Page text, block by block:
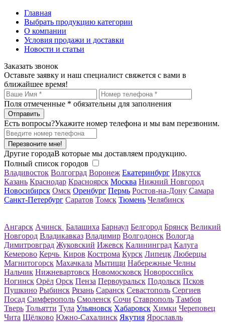
Главная
Выбрать продукцию категории
О компании
Условия продажи и доставки
Новости и статьи
Заказать звонок
Оставьте заявку и наш специалист свяжется с вами в
ближайшее время!
Поля отмеченные * обязательны для заполнения
Есть вопросы?Укажите номер телефона и мы вам перезвоним.
Перезвоните мне!
Другие городаВ которые мы доставляем продукцию.
Полный список городов
Владивосток Волгоград Воронеж Екатеринбург Иркутск
Казань Краснодар Красноярск Москва Нижний Новгород
Новосибирск Омск Оренбург Пермь Ростов-на-Дону Самара
Санкт-Петербург Саратов Томск Тюмень Челябинск
Ангарск Ачинск Балашиха Барнаул Белгород Брянск Великий
Новгород Владикавказ Владимир Волгодонск Вологда
Димитровград Жуковский Ижевск Калининград Калуга
Кемерово Керчь Киров Кострома Курск Липецк Люберцы
Магнитогорск Махачкала Мытищи Набережные Челны
Нальчик Нижневартовск Новомосковск Новороссийск
Ногинск Орёл Орск Пенза Первоуральск Подольск Псков
Пушкино Рыбинск Рязань Саранск Севастополь Сергиев
Посад Симферополь Смоленск Сочи Ставрополь Тамбов
Тверь Тольятти Тула Ульяновск Хабаровск Химки Череповец
Чита Щёлково Южно-Сахалинск Якутия Ярославль